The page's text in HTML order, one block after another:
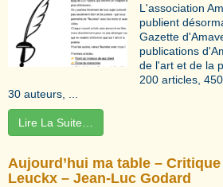
L'association
publient
Gazette
publications
de l'art et de la
200 articles,
30 auteurs, ...
Lire La Suite…
Aujourd’hui ma table –
Leuckx – Jean-Luc Godard